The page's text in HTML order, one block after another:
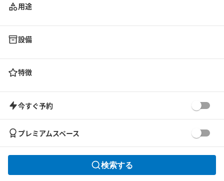
用途
設備
特徴
今すぐ予約
プレミアムスペース
検索する